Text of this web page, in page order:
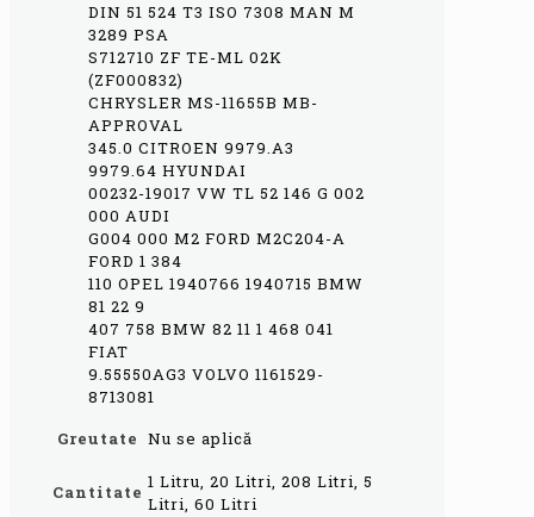
DIN 51 524 T3 ISO 7308 MAN M
3289 PSA
S712710 ZF TE-ML 02K
(ZF000832)
CHRYSLER MS-11655B MB-
APPROVAL
345.0 CITROEN 9979.A3
9979.64 HYUNDAI
00232-19017 VW TL 52 146 G 002
000 AUDI
G004 000 M2 FORD M2C204-A
FORD 1 384
110 OPEL 1940766 1940715 BMW
81 22 9
407 758 BMW 82 11 1 468 041
FIAT
9.55550AG3 VOLVO 1161529-
8713081
Greutate Nu se aplică
Cantitate 1 Litru, 20 Litri, 208 Litri, 5
Litri, 60 Litri